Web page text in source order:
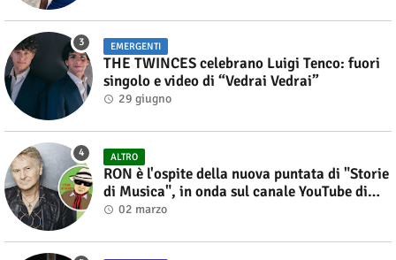
EMERGENTI
THE TWINCES celebrano Luigi Tenco: fuori
singolo e video di “Vedrai Vedrai”
29 giugno
ALTRO
RON è l'ospite della nuova puntata di "Storie
di Musica", in onda sul canale YouTube di
Alberto Salerno
02 marzo